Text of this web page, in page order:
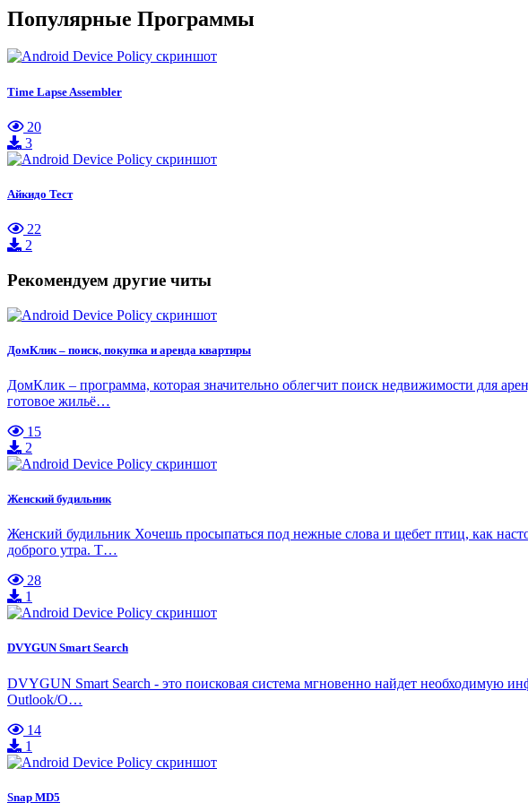
Популярные Программы
Time Lapse Assembler
20
3
Айкидо Тест
22
2
Рекомендуем другие читы
ДомКлик – поиск, покупка и аренда квартиры
ДомКлик – программа, которая значительно облегчит поиск недвижимости для
готовое жильё…
15
2
Женский будильник
Женский будильник Хочешь просыпаться под нежные слова и щебет птиц, как
доброго утра. Т…
28
1
DVYGUN Smart Search
DVYGUN Smart Search - это поисковая система мгновенно найдет
Outlook/O…
14
1
Snap MD5